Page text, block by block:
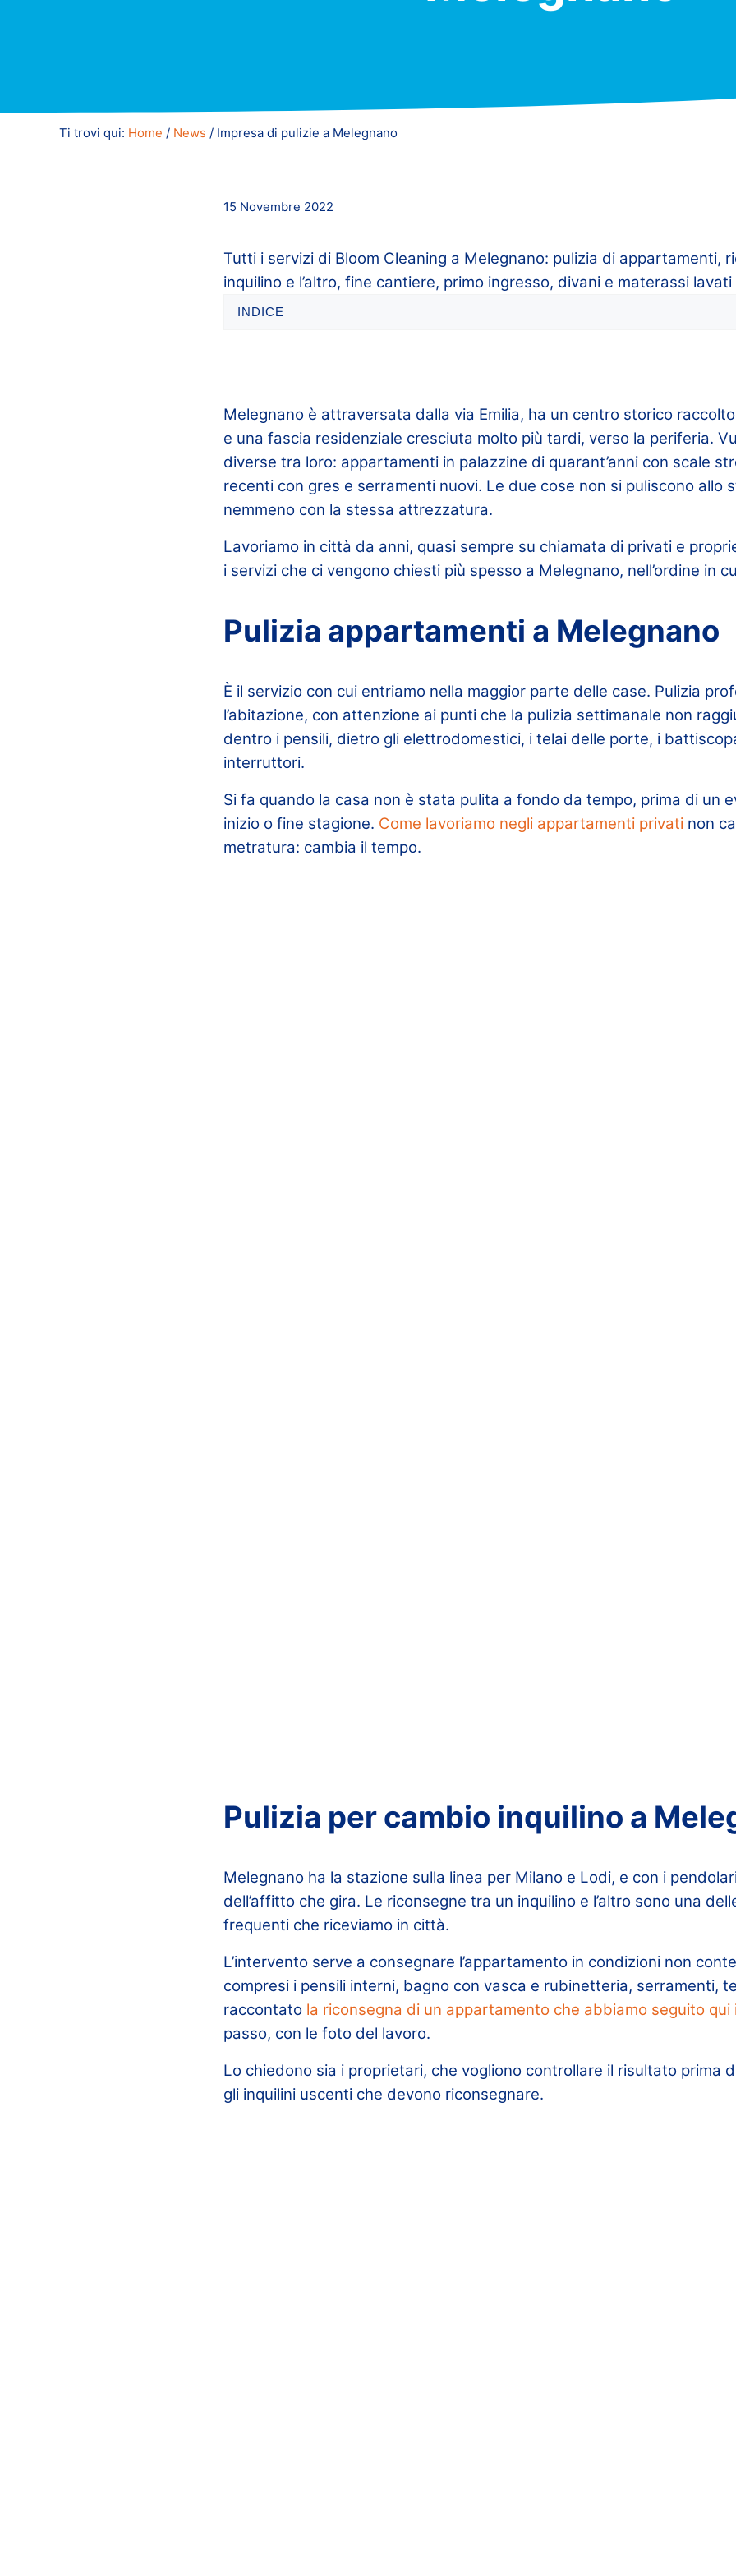
Ti trovi qui: Home / News / Impresa di pulizie a Melegnano
15 Novembre 2022
Tutti i servizi di Bloom Cleaning a Melegnano: pulizia di appartamenti,
inquilino e l’altro, fine cantiere, primo ingresso, divani e materassi lavati
INDICE
Melegnano è attraversata dalla via Emilia, ha un centro storico
e una fascia residenziale cresciuta molto più tardi, verso la periferia.
diverse tra loro: appartamenti in palazzine di quarant’anni con scale
recenti con gres e serramenti nuovi. Le due cose non si puliscono allo
nemmeno con la stessa attrezzatura.
Lavoriamo in città da anni, quasi sempre su chiamata di privati e
i servizi che ci vengono chiesti più spesso a Melegnano, nell’ordine in
Pulizia appartamenti a Melegnano
È il servizio con cui entriamo nella maggior parte delle case. Pulizia
l’abitazione, con attenzione ai punti che la pulizia settimanale non
dentro i pensili, dietro gli elettrodomestici, i telai delle porte, i
interruttori.
Si fa quando la casa non è stata pulita a fondo da tempo, prima di un
inizio o fine stagione. Come lavoriamo negli appartamenti privati non
metratura: cambia il tempo.
Pulizia per cambio inquilino a
Melegnano ha la stazione sulla linea per Milano e Lodi, e con i
dell’affitto che gira. Le riconsegne tra un inquilino e l’altro sono una
frequenti che riceviamo in città.
L’intervento serve a consegnare l’appartamento in condizioni non
compresi i pensili interni, bagno con vasca e rubinetteria, serramenti,
raccontato la riconsegna di un appartamento che abbiamo seguito qui
passo, con le foto del lavoro.
Lo chiedono sia i proprietari, che vogliono controllare il risultato prima
gli inquilini uscenti che devono riconsegnare.